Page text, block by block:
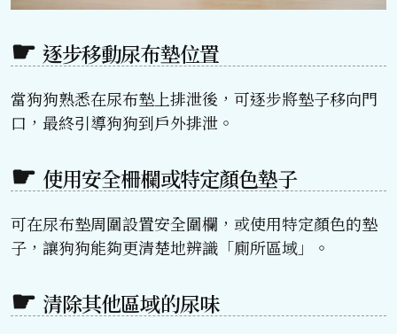
逐步移動尿布墊位置
當狗狗熟悉在尿布墊上排泄後，可逐步將墊子移向門
口，最終引導狗狗到戶外排泄。
使用安全柵欄或特定顏色墊子
可在尿布墊周圍設置安全圍欄，或使用特定顏色的墊
子，讓狗狗能夠更清楚地辨識「廁所區域」。
清除其他區域的尿味